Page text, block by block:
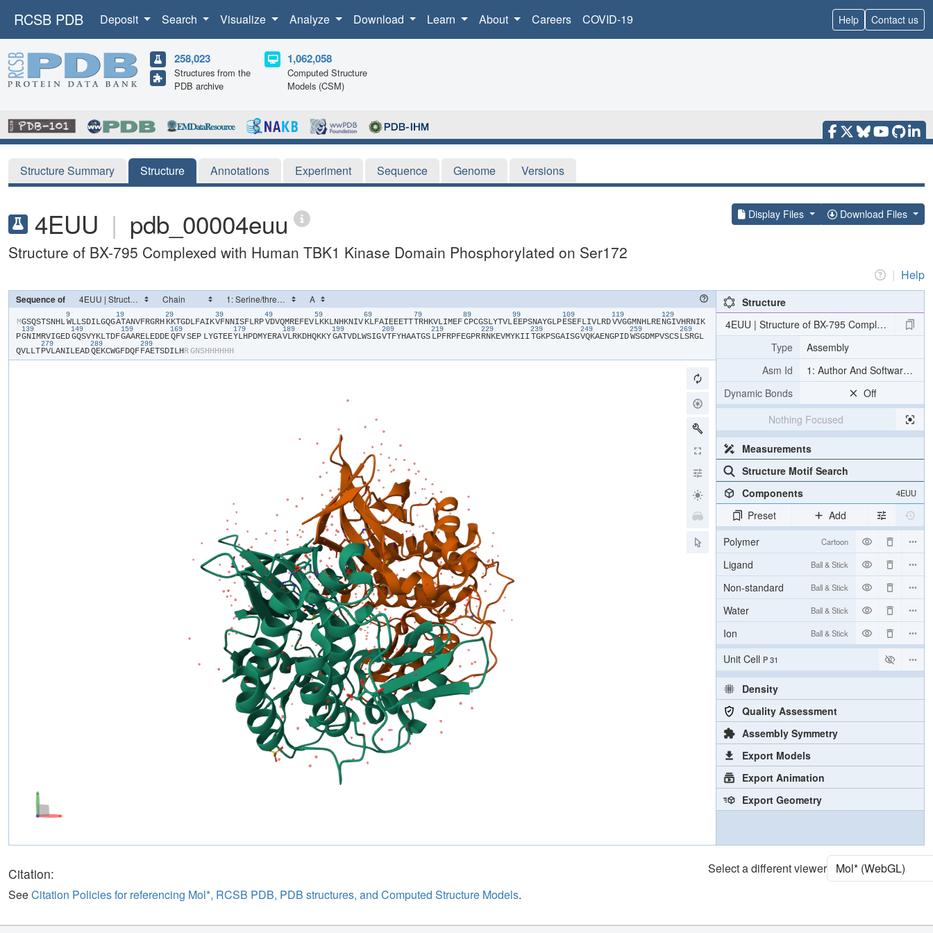
RCSB PDB Deposit Search Visualize Analyze Download Learn About Careers COVID-19 Help Contact us
258,023
Structures from the
PDB archive
1,062,058
Computed Structure
Models (CSM)
Structure Summary Structure Annotations Experiment Sequence Genome Versions
4EUU | pdb_00004euu Display Files Download Files
Structure of BX-795 Complexed with Human TBK1 Kinase Domain Phosphorylated on Ser172
| Help
Sequence of
​M​​G​​S​​Q​​S​​T​​S​​N​​H​​L​
9
​W​​L​​L​​S​​D​​I​​L​​G​​Q​​G​
19
​A​​T​​A​​N​​V​​F​​R​​G​​R​​H​
29
​K​​K​​T​​G​​D​​L​​F​​A​​I​​K​
39
​V​​F​​N​​N​​I​​S​​F​​L​​R​​P​
49
​V​​D​​V​​Q​​M​​R​​E​​F​​E​​V​
59
​L​​K​​K​​L​​N​​H​​K​​N​​I​​V​
69
​K​​L​​F​​A​​I​​E​​E​​E​​T​​T​
79
​T​​R​​H​​K​​V​​L​​I​​M​​E​​F​
89
​C​​P​​C​​G​​S​​L​​Y​​T​​V​​L​
99
​E​​E​​P​​S​​N​​A​​Y​​G​​L​​P​
109
​E​​S​​E​​F​​L​​I​​V​​L​​R​​D​
119
​V​​V​​G​​G​​M​​N​​H​​L​​R​​E​
129
​N​​G​​I​​V​​H​​R​​N​​I​​K​
P​
139
​G​​N​​I​​M​​R​​V​​I​​G​​E​​D​
149
​G​​Q​​S​​V​​Y​​K​​L​​T​​D​​F​
159
​G​​A​​A​​R​​E​​L​​E​​D​​D​​E​
169
​Q​​F​​V​​SEP​ ​L​​Y​​G​​T​​E​​E​
179
​Y​​L​​H​​P​​D​​M​​Y​​E​​R​​A​
189
​V​​L​​R​​K​​D​​H​​Q​​K​​K​​Y​
199
​G​​A​​T​​V​​D​​L​​W​​S​​I​​G​
209
​V​​T​​F​​Y​​H​​A​​A​​T​​G​​S​
219
​L​​P​​F​​R​​P​​F​​E​​G​​P​​R​
229
​R​​N​​K​​E​​V​​M​​Y​​K​​I​​I​
239
​T​​G​​K​​P​​S​​G​​A​​I​​S​​G​
249
​V​​Q​​K​​A​​E​​N​​G​​P​​I​​D​
259
​W​​S​​G​​D​​M​​P​​V​​S​​C​​S​
269
​L​​S​​R​​G​​L​
Q​​V​​L​​L​​T​
279
​P​​V​​L​​A​​N​​I​​L​​E​​A​​D​
289
​Q​​E​​K​​C​​W​​G​​F​​D​​Q​​F​
299
​F​​A​​E​​T​​S​​D​​I​​L​​H​​R​​G​​N​​S​​H​​H​​H​​H​​H​​H​
Structure
4EUU | Structure of BX-795 Complexed with
Type
Assembly
Asm Id
1: Author And Software
Dynamic Bonds
Off
Nothing Focused
Measurements
Structure Motif Search
Components
4EUU
Preset
Add
Polymer
Cartoon
Ligand Ball & Stick
Non-standard Ball & Stick
Water Ball & Stick
Ion Ball & Stick
Unit Cell P 31
Density
Quality Assessment
Assembly Symmetry
Export Models
Export Animation
Export Geometry
Citation:
SeeCitation Policies for referencing Mol*, RCSB PDB, PDB structures, and Computed Structure Models.
Select a different viewer